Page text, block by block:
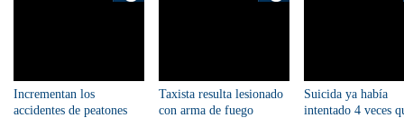
Incrementan los
accidentes de peatones
Taxista resulta lesionado
con arma de fuego
Suicida ya había
intentado 4 veces